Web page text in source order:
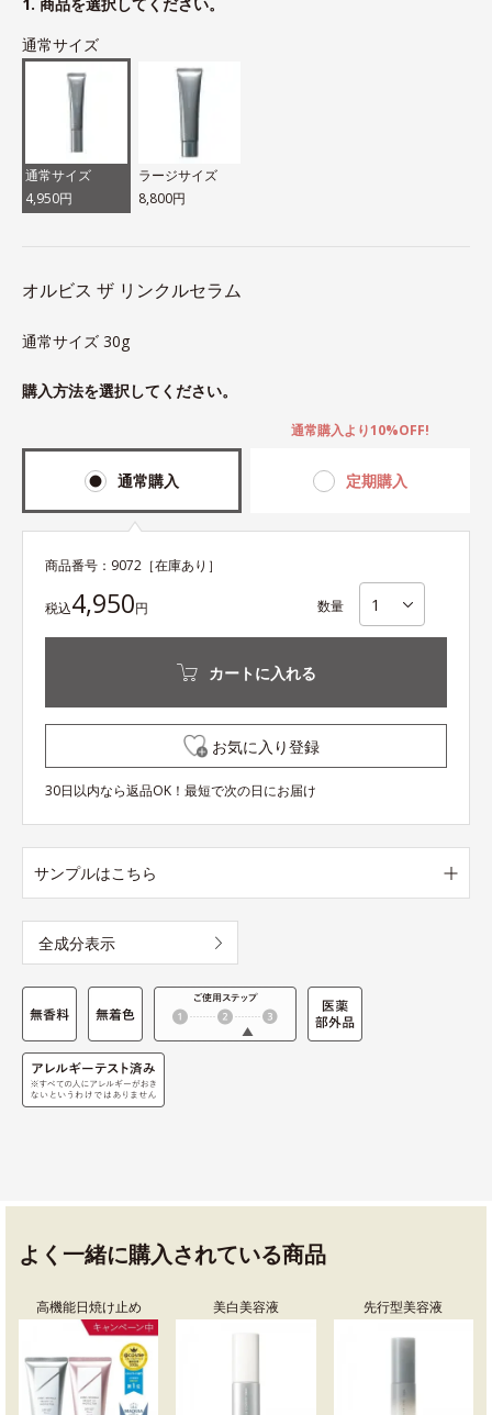
通常サイズ
通常サイズ
4,950円
ラージサイズ
8,800円
オルビス ザ リンクルセラム
通常サイズ 30g
購入方法を選択してください。
通常購入 定期購入
通常購入より10%OFF!
商品番号： 9072 ［在庫あり］
税込4,950円 数量
カートに入れる
お気に入り登録
30日以内なら返品OK！最短で次の日にお届け
サンプルはこちら
全成分表示
よく一緒に購入されている商品
高機能日焼け止め 美白美容液 先行型美容液